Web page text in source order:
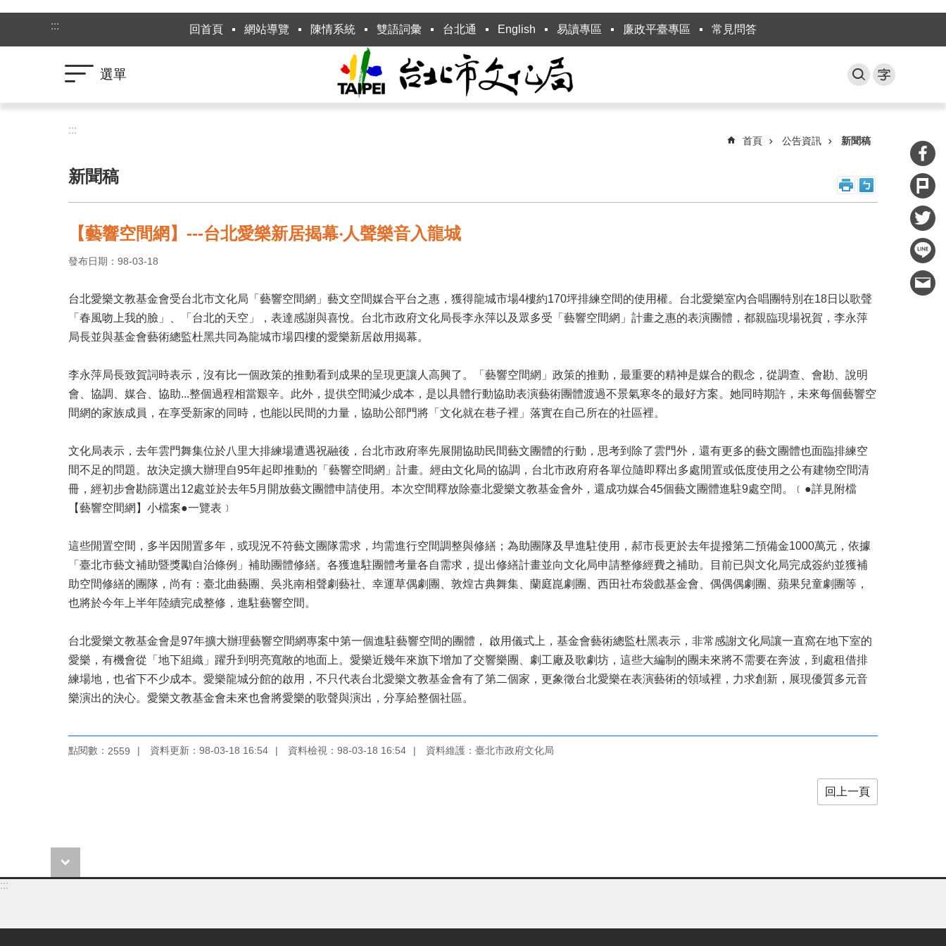
跳到主要內容區塊
:::
回首頁 網站導覽 陳情系統 雙語詞彙 台北通 English 易讀專區 廉政平臺專區 常見問答
選單
:::
首頁 公告資訊 新聞稿
新聞稿
【藝響空間網】---台北愛樂新居揭幕‧人聲樂音入龍城
發布日期：98-03-18
台北愛樂文教基金會受台北市文化局「藝響空間網」藝文空間媒合平台之惠，獲得龍城市場4樓約170坪排練空間的使用權。台北愛樂室內合唱團特別在18日以歌聲
「春風吻上我的臉」、「台北的天空」，表達感謝與喜悅。台北市政府文化局長李永萍以及眾多受「藝響空間網」計畫之惠的表演團體，都親臨現場祝賀，李永萍
局長並與基金會藝術總監杜黑共同為龍城市場四樓的愛樂新居啟用揭幕。
李永萍局長致賀詞時表示，沒有比一個政策的推動看到成果的呈現更讓人高興了。「藝響空間網」政策的推動，最重要的精神是媒合的觀念，從調查、會勘、說明
會、協調、媒合、協助...整個過程相當艱辛。此外，提供空間減少成本，是以具體行動協助表演藝術團體渡過不景氣寒冬的最好方案。她同時期許，未來每個藝響空
間網的家族成員，在享受新家的同時，也能以民間的力量，協助公部門將「文化就在巷子裡」落實在自己所在的社區裡。
文化局表示，去年雲門舞集位於八里大排練場遭遇祝融後，台北市政府率先展開協助民間藝文團體的行動，思考到除了雲門外，還有更多的藝文團體也面臨排練空
間不足的問題。故決定擴大辦理自95年起即推動的「藝響空間網」計畫。經由文化局的協調，台北市政府府各單位隨即釋出多處閒置或低度使用之公有建物空間清
冊，經初步會勘篩選出12處並於去年5月開放藝文團體申請使用。本次空間釋放除臺北愛樂文教基金會外，還成功媒合45個藝文團體進駐9處空間。﹝●詳見附檔
【藝響空間網】小檔案●一覽表﹞
這些閒置空間，多半因閒置多年，或現況不符藝文團隊需求，均需進行空間調整與修繕；為助團隊及早進駐使用，郝市長更於去年提撥第二預備金1000萬元，依據
「臺北市藝文補助暨獎勵自治條例」補助團體修繕。各獲進駐團體考量各自需求，提出修繕計畫並向文化局申請整修經費之補助。目前已與文化局完成簽約並獲補
助空間修繕的團隊，尚有：臺北曲藝團、吳兆南相聲劇藝社、幸運草偶劇團、敦煌古典舞集、蘭庭崑劇團、西田社布袋戲基金會、偶偶偶劇團、蘋果兒童劇團等，
也將於今年上半年陸續完成整修，進駐藝響空間。
台北愛樂文教基金會是97年擴大辦理藝響空間網專案中第一個進駐藝響空間的團體， 啟用儀式上，基金會藝術總監杜黑表示，非常感謝文化局讓一直窩在地下室的
愛樂，有機會從「地下組織」躍升到明亮寬敞的地面上。愛樂近幾年來旗下增加了交響樂團、劇工廠及歌劇坊，這些大編制的團未來將不需要在奔波，到處租借排
練場地，也省下不少成本。愛樂龍城分館的啟用，不只代表台北愛樂文教基金會有了第二個家，更象徵台北愛樂在表演藝術的領域裡，力求創新，展現優質多元音
樂演出的決心。愛樂文教基金會未來也會將愛樂的歌聲與演出，分享給整個社區。
點閱數： 2559 資料更新：98-03-18 16:54 資料檢視：98-03-18 16:54 資料維護：臺北市政府文化局
回上一頁
:::